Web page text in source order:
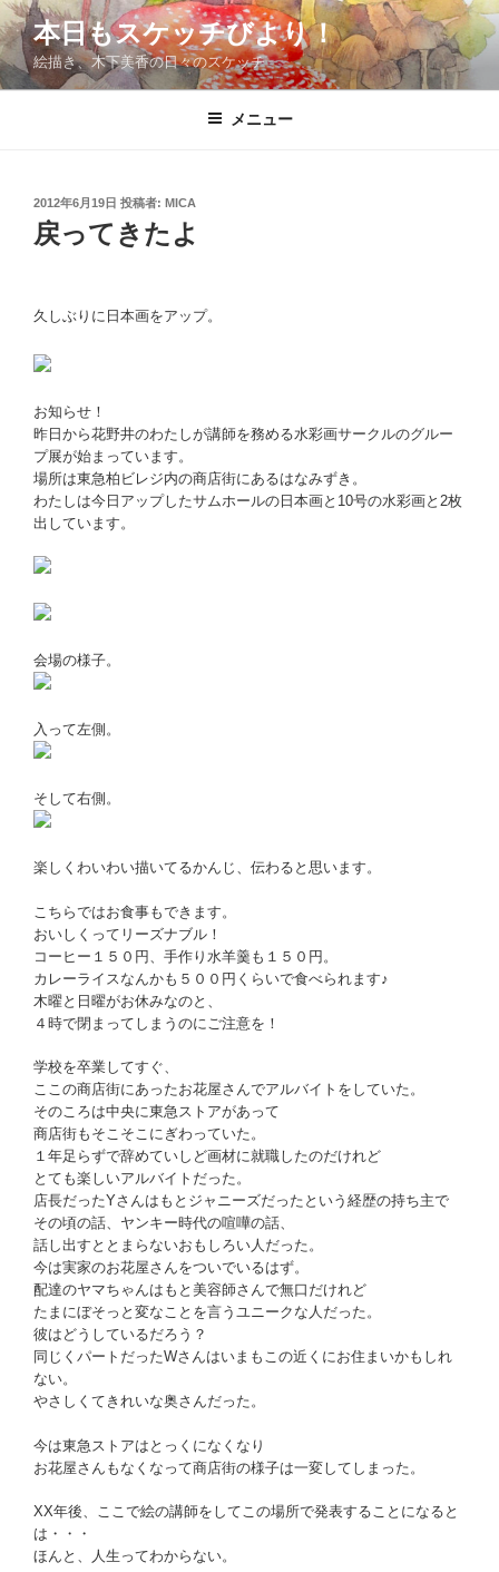
コ
ン
テ
ン
本日もスケッチびより！
絵描き、木下美香の日々のスケッチ
メニュー
投
稿
日:
2012年6月19日 投稿者: MICA
戻ってきたよ
久しぶりに日本画をアップ。
お知らせ！
昨日から花野井のわたしが講師を務める水彩画サークルのグルー
プ展が始まっています。
場所は東急柏ビレジ内の商店街にあるはなみずき。
わたしは今日アップしたサムホールの日本画と10号の水彩画と2枚
出しています。
会場の様子。
入って左側。
そして右側。
楽しくわいわい描いてるかんじ、伝わると思います。
こちらではお食事もできます。
おいしくってリーズナブル！
コーヒー１５０円、手作り水羊羹も１５０円。
カレーライスなんかも５００円くらいで食べられます♪
木曜と日曜がお休みなのと、
４時で閉まってしまうのにご注意を！
学校を卒業してすぐ、
ここの商店街にあったお花屋さんでアルバイトをしていた。
そのころは中央に東急ストアがあって
商店街もそこそこにぎわっていた。
１年足らずで辞めていしど画材に就職したのだけれど
とても楽しいアルバイトだった。
店長だったYさんはもとジャニーズだったという経歴の持ち主で
その頃の話、ヤンキー時代の喧嘩の話、
話し出すととまらないおもしろい人だった。
今は実家のお花屋さんをついでいるはず。
配達のヤマちゃんはもと美容師さんで無口だけれど
たまにぼそっと変なことを言うユニークな人だった。
彼はどうしているだろう？
同じくパートだったWさんはいまもこの近くにお住まいかもしれ
ない。
やさしくてきれいな奥さんだった。
今は東急ストアはとっくになくなり
お花屋さんもなくなって商店街の様子は一変してしまった。
XX年後、ここで絵の講師をしてこの場所で発表することになると
は・・・
ほんと、人生ってわからない。